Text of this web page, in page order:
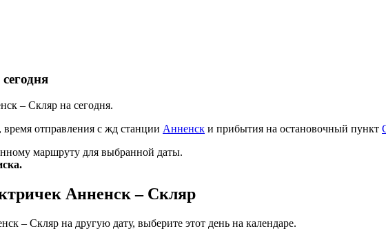
– Скляр на сегодня.
отправления с жд станции Анненск и прибытия на остановочный пункт
маршруту для выбранной даты.
Анненск – Скляр
– Скляр на другую дату, выберите этот день на календаре.